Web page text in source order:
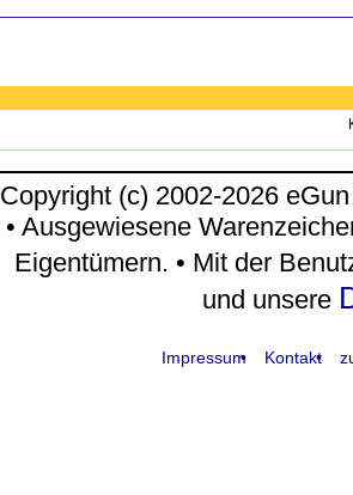
Copyright (c) 2002-2026
• Ausgewiesene
Eigentümern. • Mit der
und unsere
Impressum Kontakt